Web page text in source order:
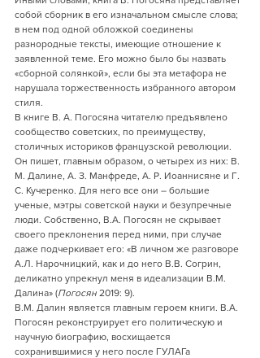
собой сборник в его изначальном смысле слова;
в нем под одной обложкой соединены
разнородные тексты, имеющие отношение к
заявленной теме. Его можно было бы назвать
«сборной солянкой», если бы эта метафора не
нарушала торжественность избранного автором
стиля.
В книге В. А. Погосяна читателю предъявлено
сообщество советских, по преимуществу,
столичных историков французской революции.
Он пишет, главным образом, о четырех из них: В.
М. Далине, А. З. Манфреде, А. Р. Иоаннисяне и Г.
С. Кучеренко. Для него все они – большие
ученые, мэтры советской науки и безупречные
люди. Собственно, В.А. Погосян не скрывает
своего преклонения перед ними, при случае
даже подчеркивает его: «В личном же разговоре
А.Л. Нарочницкий, как и до него В.В. Согрин,
деликатно упрекнул меня в идеализации В.М.
Далина» (Погосян 2019: 9).
В.М. Далин является главным героем книги. В.А.
Погосян реконструирует его политическую и
научную биографию, восхищается
сохранившимися у него после ГУЛАГа